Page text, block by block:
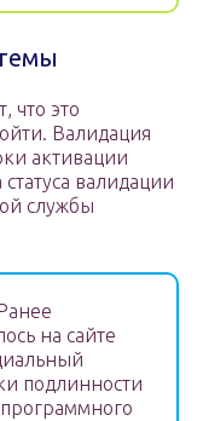
что это
Валидация
активации
валидации
службы
на сайте
подлинности